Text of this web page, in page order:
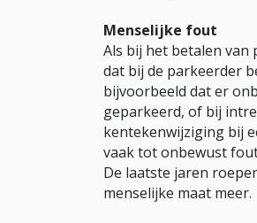
Menselijke fout
Als bij het betalen
dat bij de parkeerder
bijvoorbeeld dat er
geparkeerd, of bij
kentekenwijziging bij
vaak tot onbewust
De laatste jaren
menselijke maat meer.